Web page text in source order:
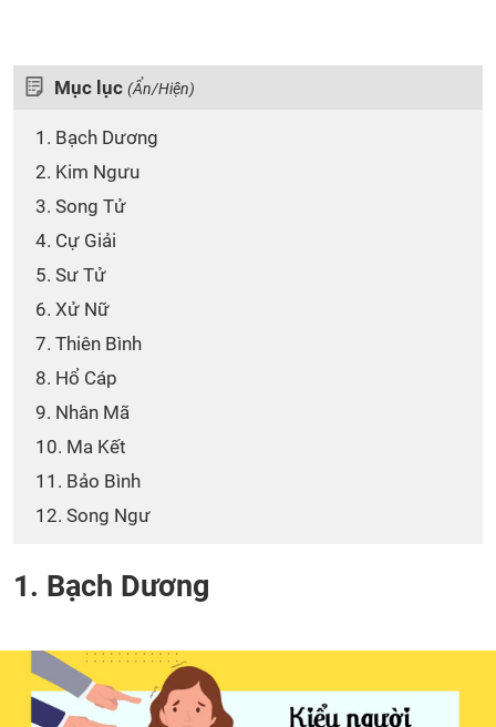
Mục lục (Ẩn/Hiện)
1. Bạch Dương
2. Kim Ngưu
3. Song Tử
4. Cự Giải
5. Sư Tử
6. Xử Nữ
7. Thiên Bình
8. Hổ Cáp
9. Nhân Mã
10. Ma Kết
11. Bảo Bình
12. Song Ngư
1. Bạch Dương